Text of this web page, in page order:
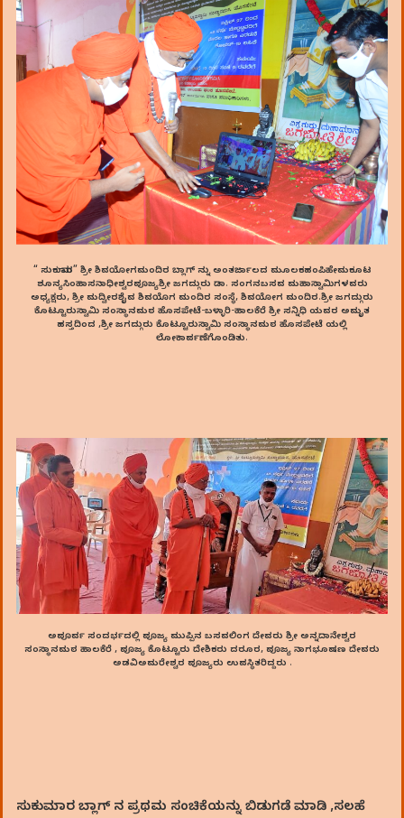
“ ಸುಕುಮಾರ” ಶ್ರೀ ಶಿವಯೋಗಮಂದಿರ ಬ್ಲಾಗ್‌ ನ್ನು ಅಂತರ್ಜಾಲದ ಮೂಲಕಹಂಪಿಹೇಮಕೂಟ
ಶೂನ್ಯಸಿಂಹಾಸನಾಧೀಶ್ವರಪೂಜ್ಯಶ್ರೀ ಜಗದ್ಗುರು ಡಾ. ಸಂಗನಬಸವ ಮಹಾಸ್ವಾಮಿಗಳವರು
ಅಧ್ಯಕ್ಷರು, ಶ್ರೀ ಮದ್ವೀರಶೈವ ಶಿವಯೊಗ ಮಂದಿರ ಸಂಸ್ಥೆ, ಶಿವಯೋಗ ಮಂದಿರ.ಶ್ರೀ ಜಗದ್ಗುರು
ಕೊಟ್ಟೂರುಸ್ವಾಮಿ ಸಂಸ್ಥಾನಮಠ ಹೊಸಪೇಟೆ-ಬಳ್ಳಾರಿ-ಹಾಲಕೆರೆ ಶ್ರೀ ಸನ್ನಿಧಿ ಯವರ ಅಮೃತ
ಹಸ್ತದಿಂದ ,ಶ್ರೀ ಜಗದ್ಗುರು ಕೊಟ್ಟೂರುಸ್ವಾಮಿ ಸಂಸ್ಥಾನಮಠ ಹೊಸಪೇಟೆ ಯಲ್ಲಿ
ಲೋಕಾರ್ಪಣೆಗೊಂಡಿತು.
ಅಪೂರ್ವ ಸಂದರ್ಭದಲ್ಲಿ ಪೂಜ್ಯ ಮುಪ್ಪಿನ ಬಸವಲಿಂಗ ದೇವರು ಶ್ರೀ ಅನ್ನದಾನೇಶ್ವರ
ಸಂಸ್ಥಾನಮಠ ಹಾಲಕೆರೆ , ಪೂಜ್ಯ ಕೊಟ್ಟೂರು ದೇಶಿಕರು ದರೂರ, ಪೂಜ್ಯ ನಾಗಭೂಷಣ ದೇವರು
ಅಡವಿಅಮರೇಶ್ವರ ಪೂಜ್ಯರು ಉಪಸ್ಥಿತರಿದ್ದರು .
ಸುಕುಮಾರ ಬ್ಲಾಗ್‌ ನ ಪ್ರಥಮ ಸಂಚಿಕೆಯನ್ನು ಬಿಡುಗಡೆ ಮಾಡಿ ,ಸಲಹೆ